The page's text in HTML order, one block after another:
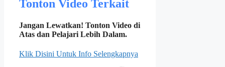
Tonton Video Terkait
Jangan Lewatkan! Tonton Video di
Atas dan Pelajari Lebih Dalam.
Klik Disini Untuk Info Selengkapnya